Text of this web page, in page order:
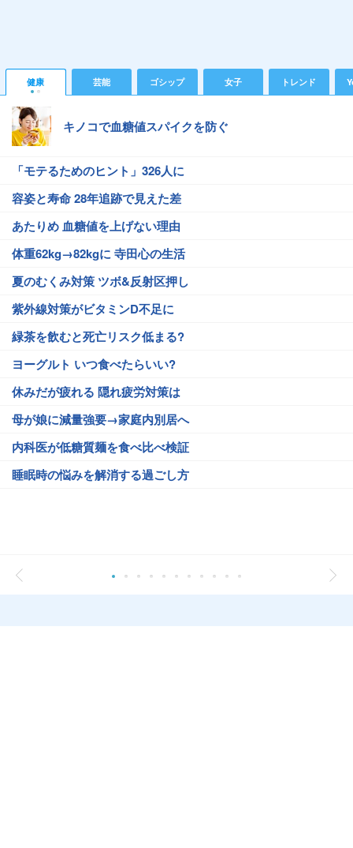
健康 芸能 ゴシップ 女子 トレンド
キノコで血糖値スパイクを防ぐ
「モテるためのヒント」326人に
容姿と寿命 28年追跡で見えた差
あたりめ 血糖値を上げない理由
体重62kg→82kgに 寺田心の生活
夏のむくみ対策 ツボ&反射区押し
紫外線対策がビタミンD不足に
緑茶を飲むと死亡リスク低まる?
ヨーグルト いつ食べたらいい?
休みだが疲れる 隠れ疲労対策は
母が娘に減量強要→家庭内別居へ
内科医が低糖質麺を食べ比べ検証
睡眠時の悩みを解消する過ごし方